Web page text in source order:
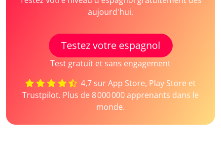
aujourd'hui.
Testez votre espagnol
Test gratuit et sans engagement
4,7 sur App Store, Play Store et
Trustpilot. Plus de 8 000 000 apprenants dans le
monde.